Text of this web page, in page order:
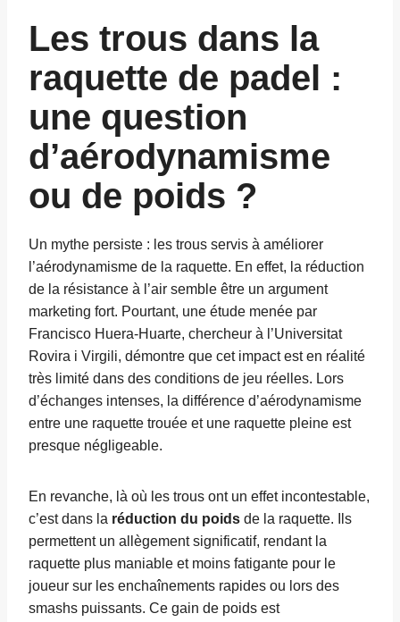
Les trous dans la
raquette de padel :
une question
d’aérodynamisme
ou de poids ?
Un mythe persiste : les trous servis à améliorer
l’aérodynamisme de la raquette. En effet, la réduction
de la résistance à l’air semble être un argument
marketing fort. Pourtant, une étude menée par
Francisco Huera-Huarte, chercheur à l’Universitat
Rovira i Virgili, démontre que cet impact est en réalité
très limité dans des conditions de jeu réelles. Lors
d’échanges intenses, la différence d’aérodynamisme
entre une raquette trouée et une raquette pleine est
presque négligeable.
En revanche, là où les trous ont un effet incontestable,
c’est dans la réduction du poids de la raquette. Ils
permettent un allègement significatif, rendant la
raquette plus maniable et moins fatigante pour le
joueur sur les enchaînements rapides ou lors des
smashs puissants. Ce gain de poids est